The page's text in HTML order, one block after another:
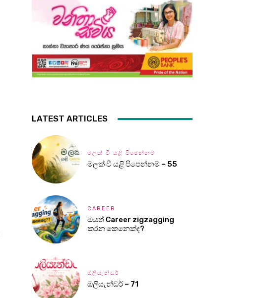
LATEST ARTICLES
මලක් වී යළි පිපෙන්නම්
මලක් වී යළි පිපෙන්නම් – 55
CAREER
ඔයත් Career zigzagging
කරන කෙනෙක්ද?
ඔලියැන්ඩර්
ඔලියැන්ඩර් – 71